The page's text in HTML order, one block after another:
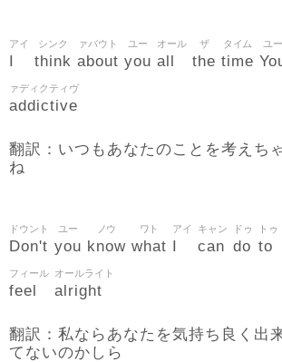
アイ
think
シンク
about
ァバウト
you
ユー
all
オール
the
ザ
time
タイム ユー
addictive
ァディクティヴ
翻訳：いつもあなたのことを考えち
ね
Don't
ドウント
you
ユー
know
ノウ
what
ワト アイ
can
キャン
do
ドゥ
to
トゥ
feel
フィール
alright
オールライト
翻訳：私ならあなたを気持ち良く出
てないのかしら